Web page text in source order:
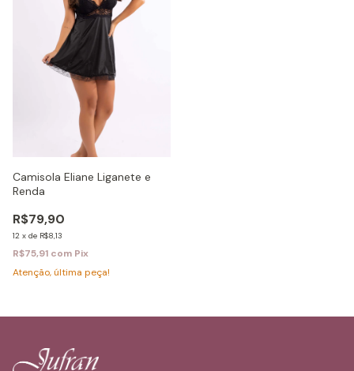
Camisola Eliane Liganete e
Renda
R$79,90
12 x de R$8,13
R$75,91 com Pix
Atenção, última peça!